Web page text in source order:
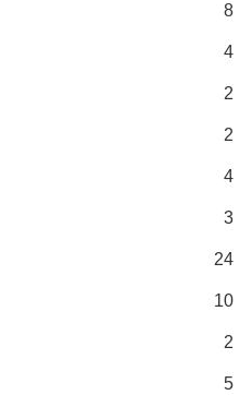
8
4
2
2
4
3
24
10
2
5